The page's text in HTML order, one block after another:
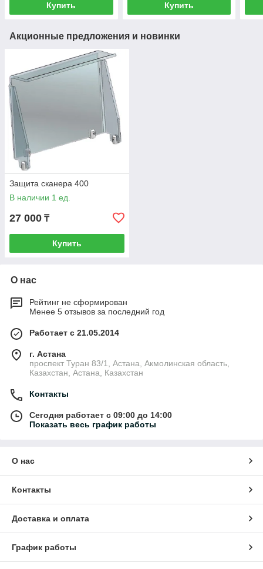
Купить Купить
Акционные предложения и новинки
Защита сканера 400
В наличии 1 ед.
27 000 ₸
Купить
О нас
Рейтинг не сформирован
Менее 5 отзывов за последний год
Работает с 21.05.2014
г. Астана
проспект Туран 83/1, Астана, Акмолинская область,
Казахстан, Астана, Казахстан
Контакты
Сегодня работает с 09:00 до 14:00
Показать весь график работы
О нас
Контакты
Доставка и оплата
График работы